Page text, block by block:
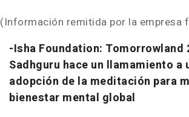
(Información remitida por la empresa
-Isha Foundation: Tomorrowland
Sadhguru hace un llamamiento a
adopción de la meditación para
bienestar mental global